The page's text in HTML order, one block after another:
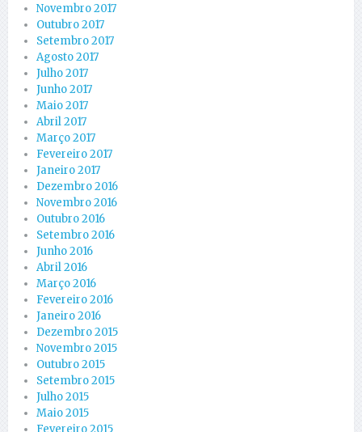
Novembro 2017
Outubro 2017
Setembro 2017
Agosto 2017
Julho 2017
Junho 2017
Maio 2017
Abril 2017
Março 2017
Fevereiro 2017
Janeiro 2017
Dezembro 2016
Novembro 2016
Outubro 2016
Setembro 2016
Junho 2016
Abril 2016
Março 2016
Fevereiro 2016
Janeiro 2016
Dezembro 2015
Novembro 2015
Outubro 2015
Setembro 2015
Julho 2015
Maio 2015
Fevereiro 2015